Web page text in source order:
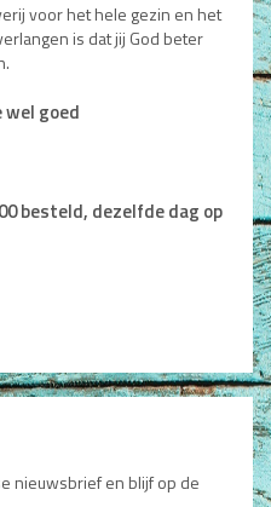
voor het hele gezin en het
is dat jij God beter
wel goed
besteld, dezelfde dag op
nieuwsbrief en blijf op de